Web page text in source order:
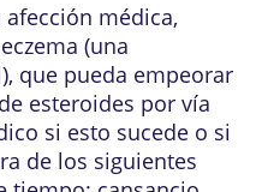
médica,
(una
que pueda empeorar
esteroides por vía
si esto sucede o si
de los siguientes